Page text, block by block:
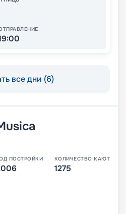
все дни (6)
ПОСТРОЙКИ КОЛИЧЕСТВО КАЮТ
1275